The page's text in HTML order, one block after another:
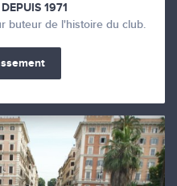
1971
buteur de l'histoire du club.